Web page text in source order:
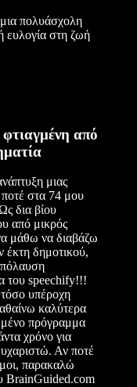
μια πολυάσχολη
ευλογία στη ζωή
από
μιας
στα 74 μου
δια βίου
από μικρός
μάθω να διαβάζω
έκτη δημοτικού,
του speechify!!!
τόσο υπέροχη
καλύτερα
πρόγραμμα
χρόνο για
Αν ποτέ
παρακαλώ
BrainGuided.com